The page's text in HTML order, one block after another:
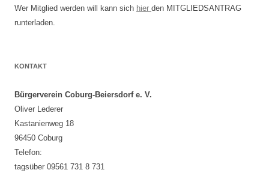
Wer Mitglied werden will kann sich hier den MITGLIEDSANTRAG
runterladen.
KONTAKT
Bürgerverein Coburg-Beiersdorf e. V.
Oliver Lederer
Kastanienweg 18
96450 Coburg
Telefon:
tagsüber 09561 731 8 731